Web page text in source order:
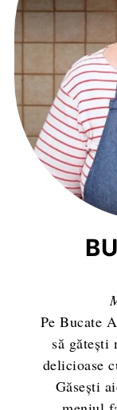
Pe Bucate
să gătești
delicioase
Găsești